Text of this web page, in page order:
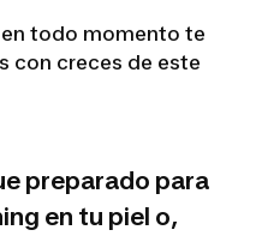
todo momento te
con creces de este
preparado para
en tu piel o,